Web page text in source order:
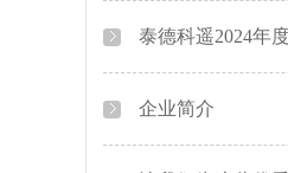
泰德科遥2024年
企业简介